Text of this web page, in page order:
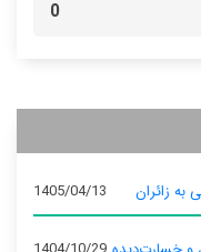
0
زائران 1405/04/13